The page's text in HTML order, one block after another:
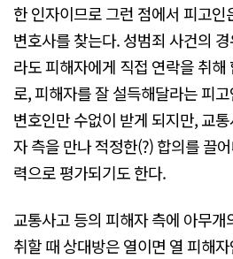
한 인자이므로 그런 점에서 피고
변호사를 찾는다. 성범죄 사건의
라도 피해자에게 직접 연락을 취
로, 피해자를 잘 설득해달라는 피
변호인만 수없이 받게 되지만, 교
자 측을 만나 적정한(?) 합의를 끌
력으로 평가되기도 한다.
교통사고 등의 피해자 측에 아무
취할 때 상대방은 열이면 열 피해